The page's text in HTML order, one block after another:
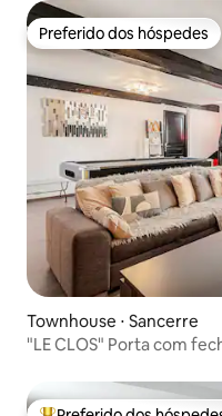
Preferido dos hóspedes
Preferido dos hóspedes
Townhouse ⋅ Sancerre
"LE CLOS" Porta com